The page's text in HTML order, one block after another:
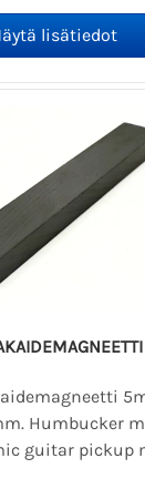
Humbucker
guitar pickup